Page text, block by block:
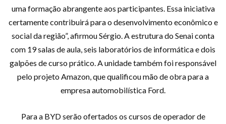
uma formação abrangente aos participantes. Essa iniciativa
certamente contribuirá para o desenvolvimento econômico e
social da região”, afirmou Sérgio. A estrutura do Senai conta
com 19 salas de aula, seis laboratórios de informática e dois
galpões de curso prático. A unidade também foi responsável
pelo projeto Amazon, que qualificou mão de obra para a
empresa automobilística Ford.
Para a BYD serão ofertados os cursos de operador de